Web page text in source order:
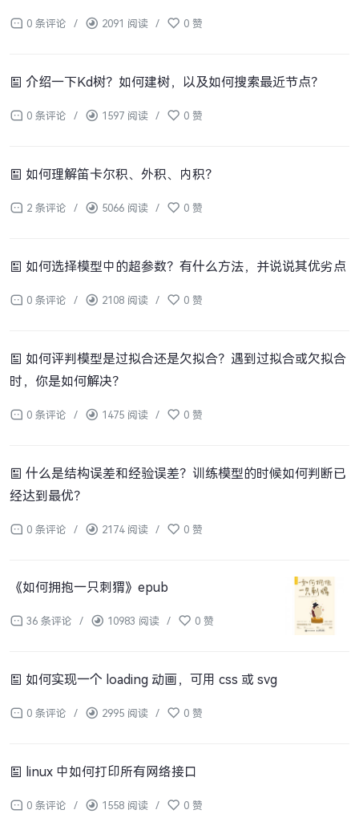
0 条评论 / 2091 阅读 / 0 赞
介绍一下Kd树？如何建树，以及如何搜索最近节点？
0 条评论 / 1597 阅读 / 0 赞
如何理解笛卡尔积、外积、内积？
2 条评论 / 5066 阅读 / 0 赞
如何选择模型中的超参数？有什么方法，并说说其优劣点
0 条评论 / 2108 阅读 / 0 赞
如何评判模型是过拟合还是欠拟合？遇到过拟合或欠拟合
时，你是如何解决？
0 条评论 / 1475 阅读 / 0 赞
什么是结构误差和经验误差？训练模型的时候如何判断已
经达到最优？
0 条评论 / 2174 阅读 / 0 赞
《如何拥抱一只刺猬》epub
36 条评论 / 10983 阅读 / 0 赞
如何实现一个 loading 动画，可用 css 或 svg
0 条评论 / 2995 阅读 / 0 赞
linux 中如何打印所有网络接口
0 条评论 / 1558 阅读 / 0 赞